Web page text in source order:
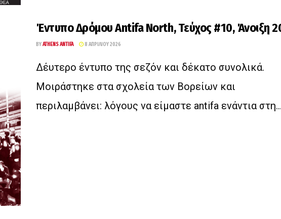
Έντυπο Δρόμου Antifa North, Τεύχος #10, Άνοιξη
BYATHENS ANTIFA 8 ΑΠΡΙΛΊΟΥ 2026
Δέυτερο έντυπο της σεζόν και δέκατο συνολικά.
Μοιράστηκε στα σχολεία των Βορείων και
περιλαμβάνει: λόγους να είμαστε antifa ενάντια